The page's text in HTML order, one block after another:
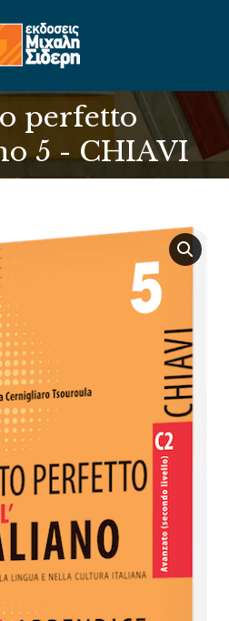
perfetto
5 - CHIAVI
are here: